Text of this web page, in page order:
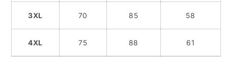
3XL 70 85 58
4XL 75 88 61